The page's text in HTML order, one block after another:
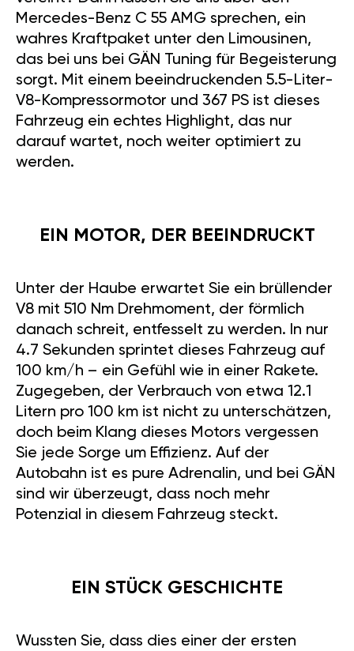
Mercedes-Benz C 55 AMG sprechen, ein
wahres Kraftpaket unter den Limousinen,
das bei uns bei GÄN Tuning für Begeisterung
sorgt. Mit einem beeindruckenden 5.5-Liter-
V8-Kompressormotor und 367 PS ist dieses
Fahrzeug ein echtes Highlight, das nur
darauf wartet, noch weiter optimiert zu
werden.
EIN MOTOR, DER BEEINDRUCKT
Unter der Haube erwartet Sie ein brüllender
V8 mit 510 Nm Drehmoment, der förmlich
danach schreit, entfesselt zu werden. In nur
4.7 Sekunden sprintet dieses Fahrzeug auf
100 km/h – ein Gefühl wie in einer Rakete.
Zugegeben, der Verbrauch von etwa 12.1
Litern pro 100 km ist nicht zu unterschätzen,
doch beim Klang dieses Motors vergessen
Sie jede Sorge um Effizienz. Auf der
Autobahn ist es pure Adrenalin, und bei GÄN
sind wir überzeugt, dass noch mehr
Potenzial in diesem Fahrzeug steckt.
EIN STÜCK GESCHICHTE
Wussten Sie, dass dies einer der ersten